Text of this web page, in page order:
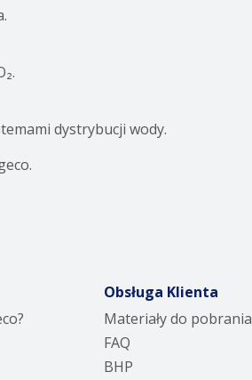
dystrybucji wody.
Obsługa Klienta
Materiały do pobrania
FAQ
BHP